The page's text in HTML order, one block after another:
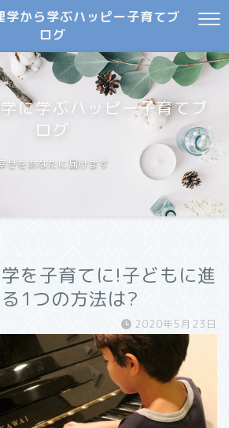
学から学ぶハッピー子育てブ
ログ
に学ぶハッピー子育てブ
ログ
せをあなたに届けます
を子育てに!子どもに進
1つの方法は?
2020年5月23日